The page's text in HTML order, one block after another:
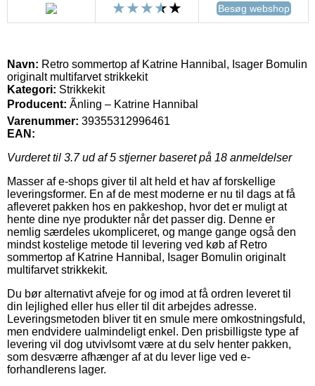
Besøg webshop
Navn: Retro sommertop af Katrine Hannibal, Isager Bomulin
originalt multifarvet strikkekit
Kategori: Strikkekit
Producent: Ãnling – Katrine Hannibal
Varenummer: 39355312996461
EAN:
Vurderet til 3.7ud af 5 stjerner baseret på 18 anmeldelser
Masser af e-shops giver til alt held et hav af forskellige
leveringsformer. En af de mest moderne er nu til dags at få
afleveret pakken hos en pakkeshop, hvor det er muligt at
hente dine nye produkter når det passer dig. Denne er
nemlig særdeles ukompliceret, og mange gange også den
mindst kostelige metode til levering ved køb af Retro
sommertop af Katrine Hannibal, Isager Bomulin originalt
multifarvet strikkekit.
Du bør alternativt afveje for og imod at få ordren leveret til
din lejlighed eller hus eller til dit arbejdes adresse.
Leveringsmetoden bliver tit en smule mere omkostningsfuld,
men endvidere ualmindeligt enkel. Den prisbilligste type af
levering vil dog utvivlsomt være at du selv henter pakken,
som desværre afhænger af at du lever lige ved e-
forhandlerens lager.